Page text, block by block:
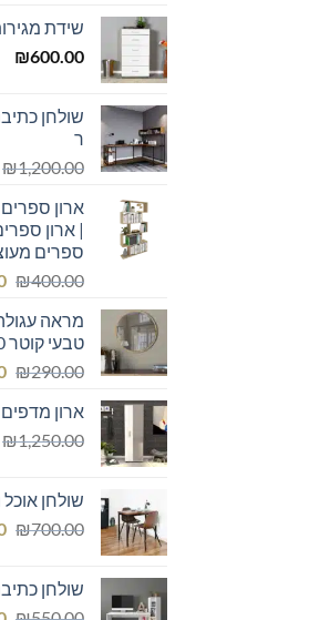
שידת
₪600.00
שולחן
ר
₪1,200.00
ארון
| ארון
ספרים
₪400.00
מראה
טבעי קוטר 60 ס"מ
₪290.00
ארון
₪1,250.00
שולחן
₪700.00
שולחן